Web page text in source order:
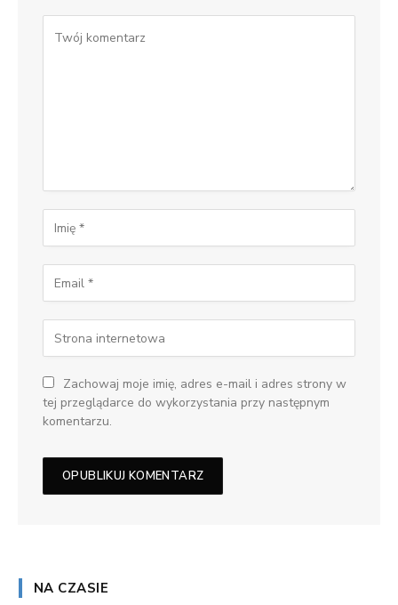
Zachowaj moje imię, adres e-mail i adres strony w
tej przeglądarce do wykorzystania przy następnym
komentarzu.
NA CZASIE